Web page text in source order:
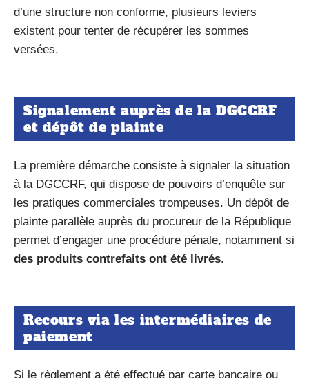
d’une structure non conforme, plusieurs leviers
existent pour tenter de récupérer les sommes
versées.
Signalement auprès de la DGCCRF
et dépôt de plainte
La première démarche consiste à signaler la situation
à la DGCCRF, qui dispose de pouvoirs d’enquête sur
les pratiques commerciales trompeuses. Un dépôt de
plainte parallèle auprès du procureur de la République
permet d’engager une procédure pénale, notamment si
des produits contrefaits ont été livrés.
Recours via les intermédiaires de
paiement
Si le règlement a été effectué par carte bancaire ou